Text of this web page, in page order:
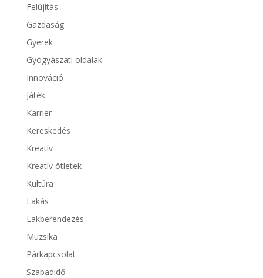
Felújítás
Gazdaság
Gyerek
Gyógyászati oldalak
Innováció
Játék
Karrier
Kereskedés
Kreatív
Kreatív ötletek
Kultúra
Lakás
Lakberendezés
Muzsika
Párkapcsolat
Szabadidő